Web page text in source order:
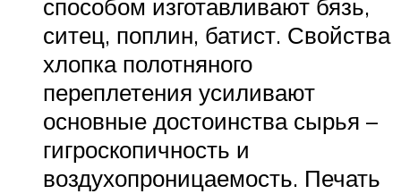
способом изготавливают бязь,
ситец, поплин, батист. Свойства
хлопка полотняного
переплетения усиливают
основные достоинства сырья –
гигроскопичность и
воздухопроницаемость. Печать